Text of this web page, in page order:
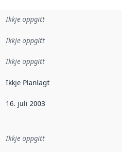
Ikkje oppgitt
:
Ikkje oppgitt
Ikkje oppgitt
:
Ikkje Planlagt
datoen seier når dataa i dette
16. juli 2003
Ikkje oppgitt